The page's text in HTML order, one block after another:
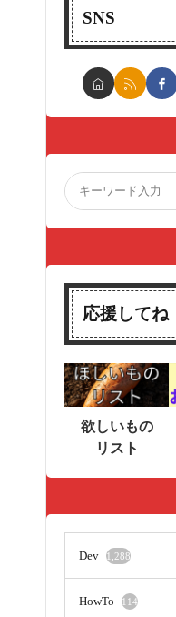
SNS
応援してね
欲しいもの
リスト
Dev 1,288
HowTo 114